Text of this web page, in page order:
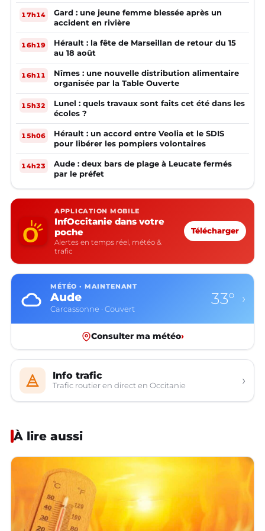
17h14
Gard : une jeune femme blessée après un
accident en rivière
16h19
Hérault : la fête de Marseillan de retour du 15
au 18 août
16h11
Nîmes : une nouvelle distribution alimentaire
organisée par la Table Ouverte
15h32
Lunel : quels travaux sont faits cet été dans les
écoles ?
15h06
Hérault : un accord entre Veolia et le SDIS
pour libérer les pompiers volontaires
14h23
Aude : deux bars de plage à Leucate fermés
par le préfet
APPLICATION MOBILE
InfOccitanie dans votre
poche
Alertes en temps réel, météo &
trafic
Télécharger
MÉTÉO · MAINTENANT
Aude
Carcassonne · Couvert
33° ›
Consulter ma météo›
Info trafic
Trafic routier en direct en Occitanie ›
À lire aussi